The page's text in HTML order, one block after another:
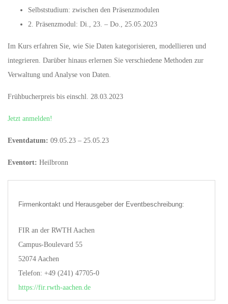
Selbststudium: zwischen den Präsenzmodulen
2. Präsenzmodul: Di., 23. – Do., 25.05.2023
Im Kurs erfahren Sie, wie Sie Daten kategorisieren, modellieren und
integrieren. Darüber hinaus erlernen Sie verschiedene Methoden zur
Verwaltung und Analyse von Daten.
Frühbucherpreis bis einschl. 28.03.2023
Jetzt anmelden!
Eventdatum: 09.05.23 – 25.05.23
Eventort: Heilbronn
Firmenkontakt und Herausgeber der Eventbeschreibung:
FIR an der RWTH Aachen
Campus-Boulevard 55
52074 Aachen
Telefon: +49 (241) 47705-0
https://fir.rwth-aachen.de